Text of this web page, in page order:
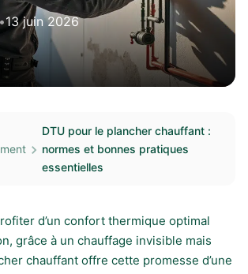
•13 juin 2026
DTU pour le plancher chauffant :
normes et bonnes pratiques
essentielles
d’un confort thermique optimal
grâce à un chauffage invisible mais
chauffant offre cette promesse d’une